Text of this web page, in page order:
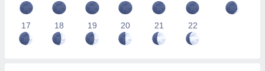
17 18 19 20 21 22